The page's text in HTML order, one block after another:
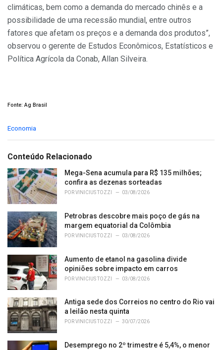
climáticas, bem como a demanda do mercado chinês e a
possibilidade de uma recessão mundial, entre outros
fatores que afetam os preços e a demanda dos produtos”,
observou o gerente de Estudos Econômicos, Estatísticos e
Política Agrícola da Conab, Allan Silveira.
Fonte: Ag Brasil
C
e
o
r
i
e
:
Economia
Conteúdo Relacionado
Mega-Sena acumula para R$ 135 milhões;
confira as dezenas sorteadas
PORVINICIUS TOZZI 03/08/2026
Petrobras descobre mais poço de gás na
margem equatorial da Colômbia
PORVINICIUS TOZZI 03/08/2026
Aumento de etanol na gasolina divide
opiniões sobre impacto em carros
PORVINICIUS TOZZI 03/08/2026
Antiga sede dos Correios no centro do Rio vai
a leilão nesta quinta
PORVINICIUS TOZZI 30/07/2026
Desemprego no 2º trimestre é 5,4%, o menor